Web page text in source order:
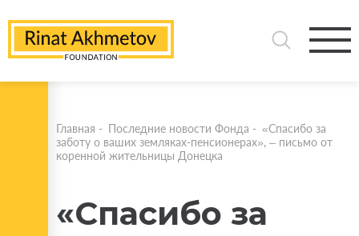
Главная - Последние новости Фонда - «Спасибо за
заботу о ваших земляках-пенсионерах», – письмо от
коренной жительницы Донецка
«Спасибо за